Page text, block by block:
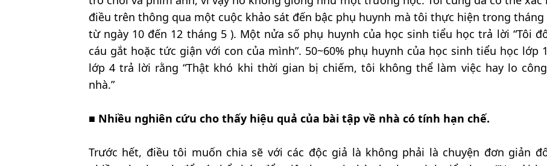
điều trên thông qua một cuộc khảo sát đến bậc phụ huynh mà tôi thực hiện trong tháng
từ ngày 10 đến 12 tháng 5 ). Một nửa số phụ huynh của học sinh tiểu học trả lời “Tôi
cáu gắt hoặc tức giận với con của mình”. 50~60% phụ huynh của học sinh tiểu học lớp
lớp 4 trả lời rằng “Thật khó khi thời gian bị chiếm, tôi không thể làm việc hay lo
nhà.”
■ Nhiều nghiên cứu cho thấy hiệu quả của bài tập về nhà có tính hạn chế.
Trước hết, điều tôi muốn chia sẽ với các độc giả là không phải là chuyện đơn giản